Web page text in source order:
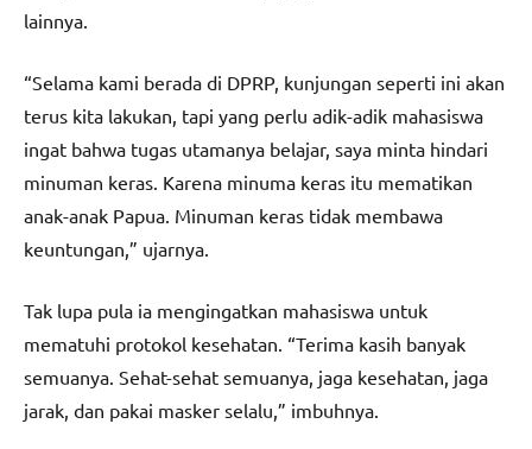
lainnya.
“Selama kami berada di DPRP, kunjungan seperti ini akan
terus kita lakukan, tapi yang perlu adik-adik mahasiswa
ingat bahwa tugas utamanya belajar, saya minta hindari
minuman keras. Karena minuma keras itu mematikan
anak-anak Papua. Minuman keras tidak membawa
keuntungan,” ujarnya.
Tak lupa pula ia mengingatkan mahasiswa untuk
mematuhi protokol kesehatan. “Terima kasih banyak
semuanya. Sehat-sehat semuanya, jaga kesehatan, jaga
jarak, dan pakai masker selalu,” imbuhnya.